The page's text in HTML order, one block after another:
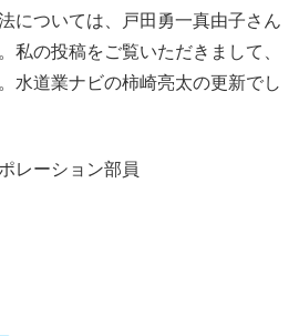
については、戸田勇一真由子さん
私の投稿をご覧いただきまして、
水道業ナビの柿崎亮太の更新でし
レーション部員